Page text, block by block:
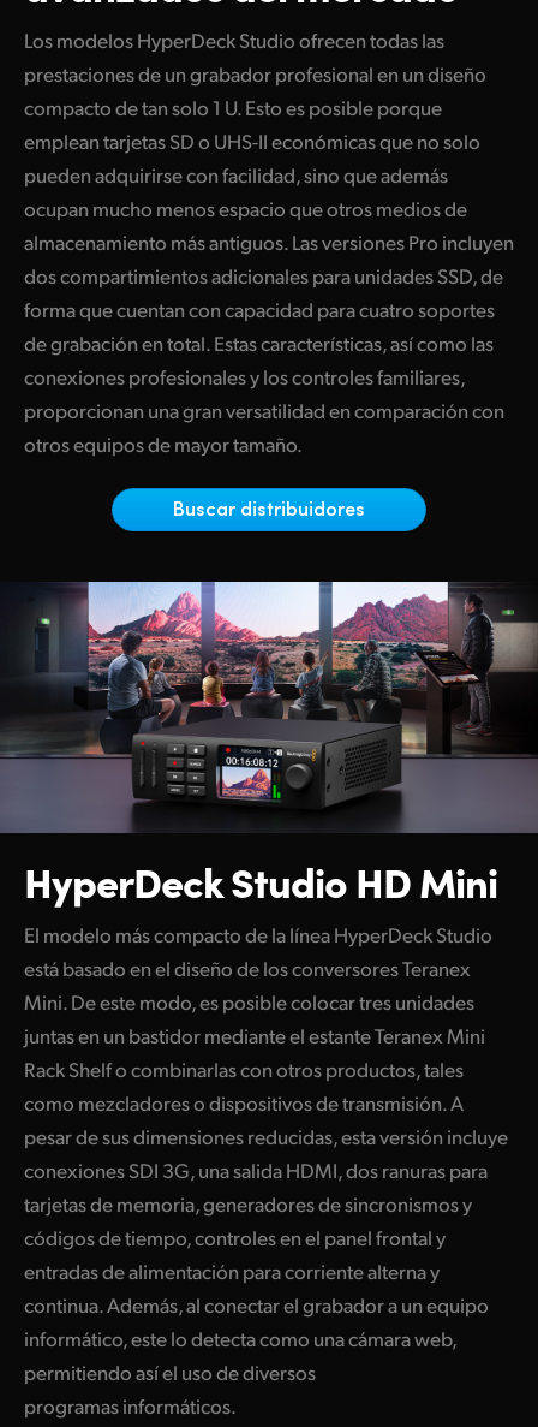
Especificaciones
France
Hong Kong SAR, China
Italy
Japan
Korea
Mexico
Malaysia
New Zealand
Norway
Poland
Portugal
Singapore
España
Chinese Taipei
UAE
Ukraine
United Kingdom
United States
Los modelos HyperDeck Studio ofrecen todas las
prestaciones de un grabador profesional en un diseño
compacto de tan solo 1 U. Esto es posible porque
emplean tarjetas SD o UHS-II económicas que no solo
pueden adquirirse con facilidad, sino que además
ocupan mucho menos espacio que otros medios de
almacenamiento más antiguos. Las versiones Pro incluyen
dos compartimientos adicionales para unidades SSD, de
forma que cuentan con capacidad para cuatro soportes
de grabación en total. Estas características, así como las
conexiones profesionales y los controles familiares,
proporcionan una gran versatilidad en comparación con
otros equipos de mayor tamaño.
Buscar distribuidores
HyperDeck Studio HD Mini
El modelo más compacto de la línea HyperDeck Studio
está basado en el diseño de los conversores Teranex
Mini. De este modo, es posible colocar tres unidades
juntas en un bastidor mediante el estante Teranex Mini
Rack Shelf o combinarlas con otros productos, tales
como mezcladores o dispositivos de transmisión. A
pesar de sus dimensiones reducidas, esta versión incluye
conexiones SDI 3G, una salida HDMI, dos ranuras para
tarjetas de memoria, generadores de sincronismos y
códigos de tiempo, controles en el panel frontal y
entradas de alimentación para corriente alterna y
continua. Además, al conectar el grabador a un equipo
informático, este lo detecta como una cámara web,
permitiendo así el uso de diversos
programas informáticos.